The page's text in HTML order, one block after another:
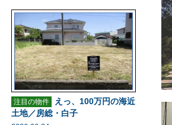
注目の物件
えっ、100万円の海近
土地／房総・白子